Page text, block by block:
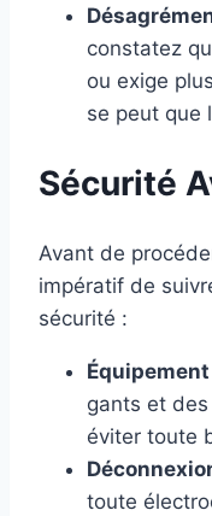
constatez
ou exige
se peut que
Sécurité
Avant de
impératif de
sécurité :
gants et
éviter toute
toute